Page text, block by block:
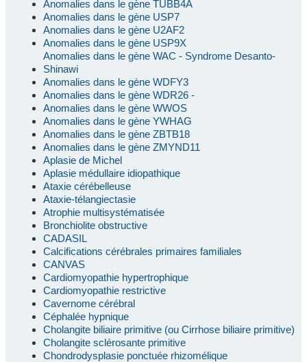
Anomalies dans le gène TUBB4A
Anomalies dans le gène USP7
Anomalies dans le gène U2AF2
Anomalies dans le gène USP9X
Anomalies dans le gène WAC - Syndrome Desanto-
Shinawi
Anomalies dans le gène WDFY3
Anomalies dans le gène WDR26 -
Anomalies dans le gène WWOS
Anomalies dans le gène YWHAG
Anomalies dans le gène ZBTB18
Anomalies dans le gène ZMYND11
Aplasie de Michel
Aplasie médullaire idiopathique
Ataxie cérébelleuse
Ataxie-télangiectasie
Atrophie multisystématisée
Bronchiolite obstructive
CADASIL
Calcifications cérébrales primaires familiales
CANVAS
Cardiomyopathie hypertrophique
Cardiomyopathie restrictive
Cavernome cérébral
Céphalée hypnique
Cholangite biliaire primitive (ou Cirrhose biliaire primitive)
Cholangite sclérosante primitive
Chondrodysplasie ponctuée rhizomélique